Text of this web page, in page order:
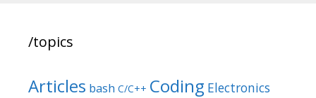
/topics
Articles bash C/C++ Coding Electronics